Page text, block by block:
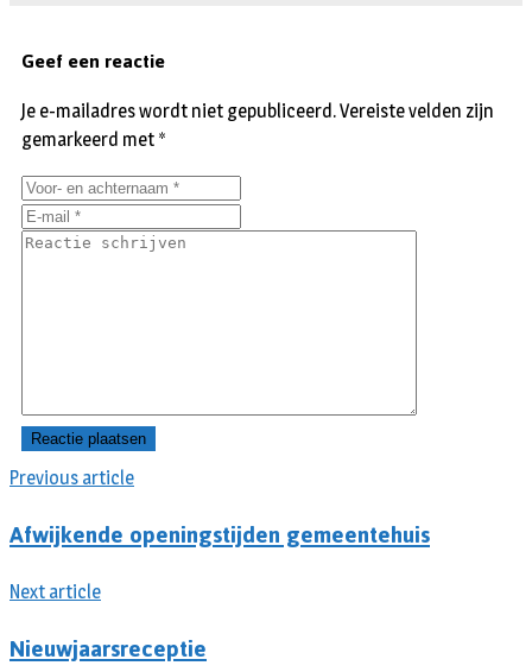
Previous article
Afwijkende openingstijden gemeentehuis
Next article
Nieuwjaarsreceptie
Geef een reactie
Je e-mailadres wordt niet gepubliceerd.Vereiste velden zijn
gemarkeerd met *